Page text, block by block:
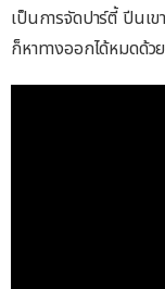
เป็นการจัดปาร์ตี้ ปีนเ
ก็หาทางออกได้หมดด้ว